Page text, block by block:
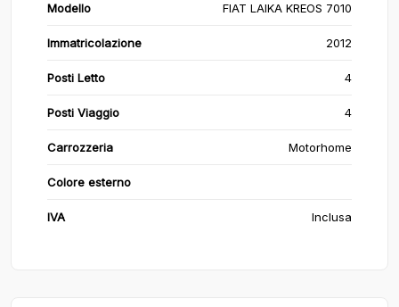
Modello FIAT LAIKA KREOS 7010
Immatricolazione 2012
Posti Letto 4
Posti Viaggio 4
Carrozzeria Motorhome
Colore esterno
IVA Inclusa